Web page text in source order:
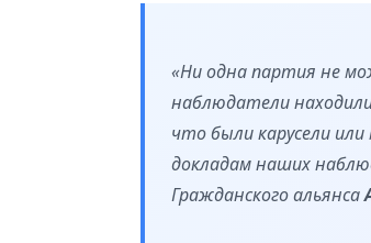
«Ни одна партия не
наблюдатели
что были карусели
докладам наших
Гражданского альянса